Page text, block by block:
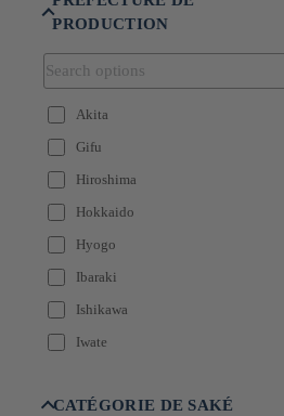
PRODUCTION
Akita
Gifu
Hiroshima
Hokkaido
Hyogo
Ibaraki
Ishikawa
Iwate
Miyazaki
CATÉGORIE DE SAKÉ